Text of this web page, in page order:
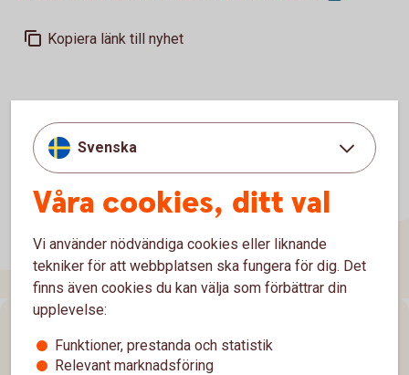
Kopiera länk till nyhet
Svenska
Våra cookies, ditt val
Vi använder nödvändiga cookies eller liknande
tekniker för att webbplatsen ska fungera för dig. Det
finns även cookies du kan välja som förbättrar din
upplevelse:
Funktioner, prestanda och statistik
Relevant marknadsföring
Sidfot
Hitta snabbt